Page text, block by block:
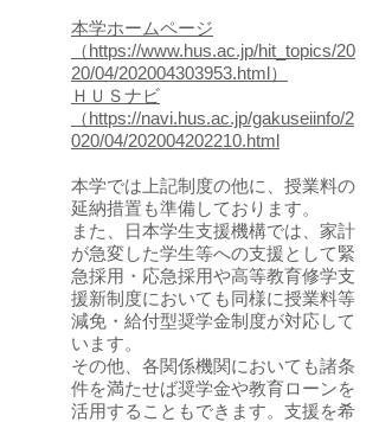
本学ホームページ
（https://www.hus.ac.jp/hit_topics/20
20/04/202004303953.html）
ＨＵＳナビ
（https://navi.hus.ac.jp/gakuseiinfo/2
020/04/202004202210.html
本学では上記制度の他に、授業料の
延納措置も準備しております。
また、日本学生支援機構では、家計
が急変した学生等への支援として緊
急採用・応急採用や高等教育修学支
援新制度においても同様に授業料等
減免・給付型奨学金制度が対応して
います。
その他、各関係機関においても諸条
件を満たせば奨学金や教育ローンを
活用することもできます。支援を希